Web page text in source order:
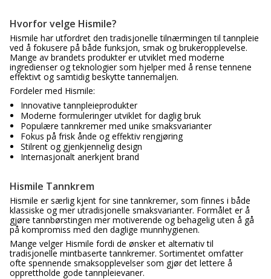
Hvorfor velge Hismile?
Hismile har utfordret den tradisjonelle tilnærmingen til tannpleie
ved å fokusere på både funksjon, smak og brukeropplevelse.
Mange av brandets produkter er utviklet med moderne
ingredienser og teknologier som hjelper med å rense tennene
effektivt og samtidig beskytte tannemaljen.
Fordeler med Hismile:
Innovative tannpleieprodukter
Moderne formuleringer utviklet for daglig bruk
Populære tannkremer med unike smaksvarianter
Fokus på frisk ånde og effektiv rengjøring
Stilrent og gjenkjennelig design
Internasjonalt anerkjent brand
Hismile Tannkrem
Hismile er særlig kjent for sine tannkremer, som finnes i både
klassiske og mer utradisjonelle smaksvarianter. Formålet er å
gjøre tannbørstingen mer motiverende og behagelig uten å gå
på kompromiss med den daglige munnhygienen.
Mange velger Hismile fordi de ønsker et alternativ til
tradisjonelle mintbaserte tannkremer. Sortimentet omfatter
ofte spennende smaksopplevelser som gjør det lettere å
opprettholde gode tannpleievaner.